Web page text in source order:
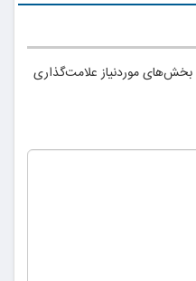
بخش‌های موردنیاز علامت‌گذاری